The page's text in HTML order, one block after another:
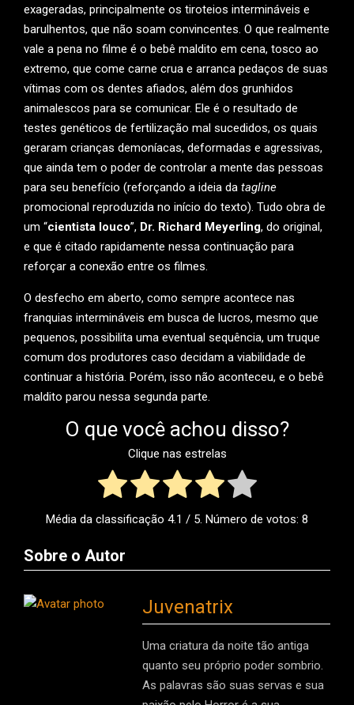
exageradas, principalmente os tiroteios intermináveis e
barulhentos, que não soam convincentes. O que realmente
vale a pena no filme é o bebê maldito em cena, tosco ao
extremo, que come carne crua e arranca pedaços de suas
vítimas com os dentes afiados, além dos grunhidos
animalescos para se comunicar. Ele é o resultado de
testes genéticos de fertilização mal sucedidos, os quais
geraram crianças demoníacas, deformadas e agressivas,
que ainda tem o poder de controlar a mente das pessoas
para seu benefício (reforçando a ideia da tagline
promocional reproduzida no início do texto). Tudo obra de
um “cientista louco”, Dr. Richard Meyerling, do original,
e que é citado rapidamente nessa continuação para
reforçar a conexão entre os filmes.
O desfecho em aberto, como sempre acontece nas
franquias intermináveis em busca de lucros, mesmo que
pequenos, possibilita uma eventual sequência, um truque
comum dos produtores caso decidam a viabilidade de
continuar a história. Porém, isso não aconteceu, e o bebê
maldito parou nessa segunda parte.
O que você achou disso?
Clique nas estrelas
Média da classificação 4.1 / 5. Número de votos: 8
Sobre o Autor
Juvenatrix
Uma criatura da noite tão antiga
quanto seu próprio poder sombrio.
As palavras são suas servas e sua